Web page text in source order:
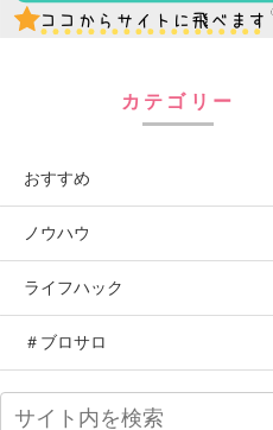
カテゴリー
おすすめ
ノウハウ
ライフハック
＃ブロサロ